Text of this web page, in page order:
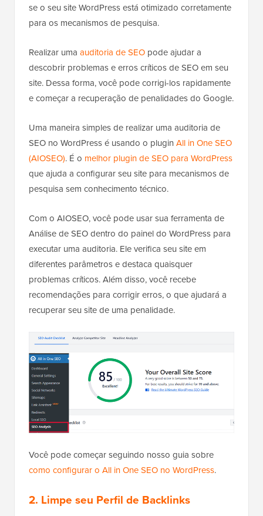
se o seu site WordPress está otimizado corretamente
para os mecanismos de pesquisa.
Realizar uma auditoria de SEO pode ajudar a
descobrir problemas e erros críticos de SEO em seu
site. Dessa forma, você pode corrigi-los rapidamente
e começar a recuperação de penalidades do Google.
Uma maneira simples de realizar uma auditoria de
SEO no WordPress é usando o plugin All in One SEO
(AIOSEO). É o melhor plugin de SEO para WordPress
que ajuda a configurar seu site para mecanismos de
pesquisa sem conhecimento técnico.
Com o AIOSEO, você pode usar sua ferramenta de
Análise de SEO dentro do painel do WordPress para
executar uma auditoria. Ele verifica seu site em
diferentes parâmetros e destaca quaisquer
problemas críticos. Além disso, você recebe
recomendações para corrigir erros, o que ajudará a
recuperar seu site de uma penalidade.
Você pode começar seguindo nosso guia sobre
como configurar o All in One SEO no WordPress.
2. Limpe seu Perfil de Backlinks